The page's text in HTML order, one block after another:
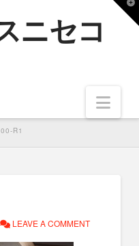
ニセコ
R1
LEAVE A COMMENT